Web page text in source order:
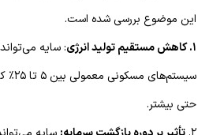
این موضوع بررسی شده است.
۱. کاهش مستقیم تولید انرژی
: سایه می‌تواند
حتی بیشتر.